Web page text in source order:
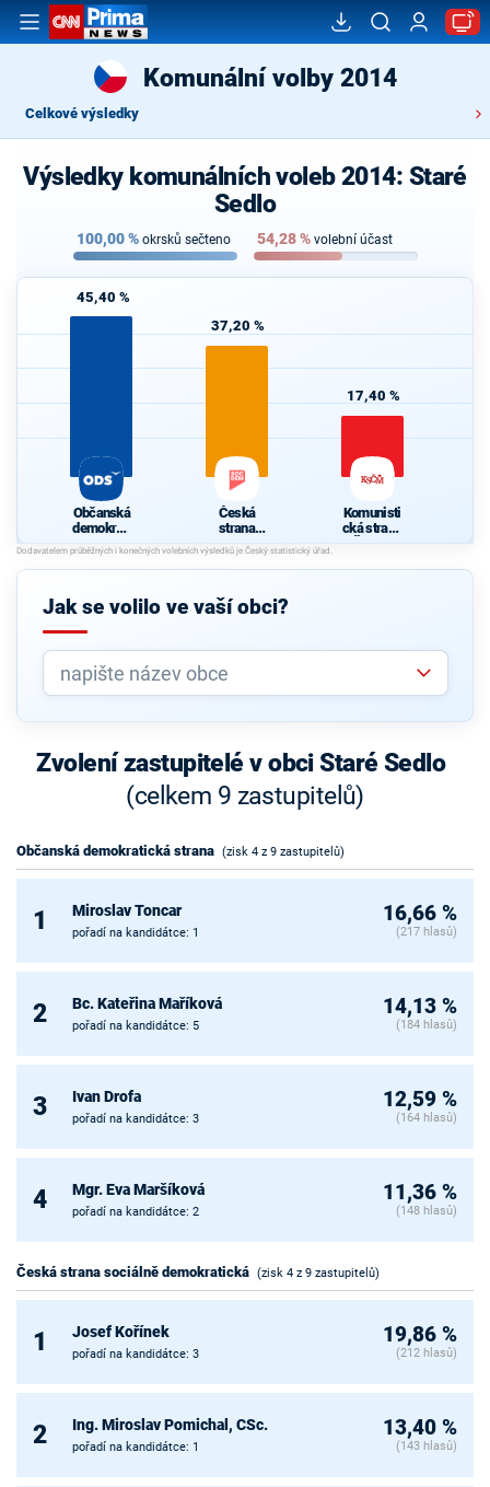
Komunální volby 2014
Celkové výsledky
Výsledky komunálních voleb 2014: Staré
Sedlo
100,00% okrsků sečteno 54,28% volební účast
45,40 %
Občanská
demokrati
cká strana
37,20 %
Česká
strana
sociálně
demokrati
cká
17,40 %
Komunisti
cká strana
Čech a
Jak se volilo ve vaší obci?
Zvolení zastupitelé v obci Staré Sedlo
(celkem 9 zastupitelů)
Občanská demokratická strana (zisk 4 z 9 zastupitelů)
1 Miroslav Toncar
pořadí na kandidátce: 1
16,66 %
(217 hlasů)
2 Bc. Kateřina Maříková
pořadí na kandidátce: 5
14,13 %
(184 hlasů)
3 Ivan Drofa
pořadí na kandidátce: 3
12,59 %
(164 hlasů)
4 Mgr. Eva Maršíková
pořadí na kandidátce: 2
11,36 %
(148 hlasů)
Česká strana sociálně demokratická (zisk 4 z 9 zastupitelů)
1 Josef Kořínek
pořadí na kandidátce: 3
19,86 %
(212 hlasů)
2 Ing. Miroslav Pomichal, CSc.
pořadí na kandidátce: 1
13,40 %
(143 hlasů)